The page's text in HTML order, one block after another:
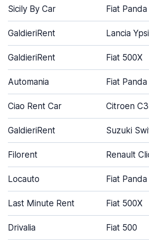
Sicily By Car Fiat Panda
GaldieriRent Lancia
GaldieriRent Fiat 500X
Automania Fiat Panda
Ciao Rent Car Citroen C3
GaldieriRent Suzuki
Filorent Renault
Locauto Fiat Panda
Last Minute Rent Fiat 500X
Drivalia Fiat 500